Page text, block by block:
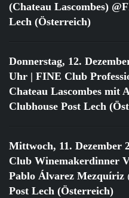
(Chateau Lascombes)
Lech (Österreich)
Donnerstag, 12.
Uhr | FINE Club
Chateau Lascombes mit
Clubhouse Post Lech
Mittwoch, 11. Dezember
Club Winemakerdinner
Pablo Álvarez Mezquíriz
Post Lech (Österreich)